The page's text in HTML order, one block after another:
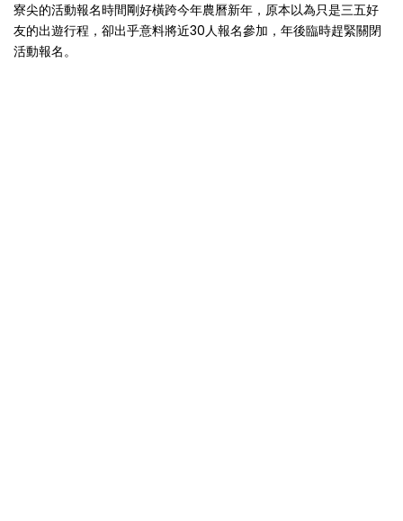
寮尖的活動報名時間剛好橫跨今年農曆新年，原本以為只是三五好
友的出遊行程，卻出乎意料將近30人報名參加，年後臨時趕緊關閉
活動報名。